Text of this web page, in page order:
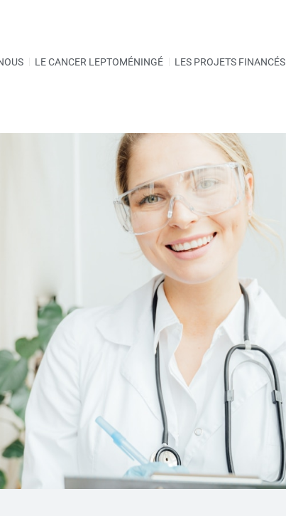
LE CANCER LEPTOMÉNINGÉ LES PROJETS FINANCÉS